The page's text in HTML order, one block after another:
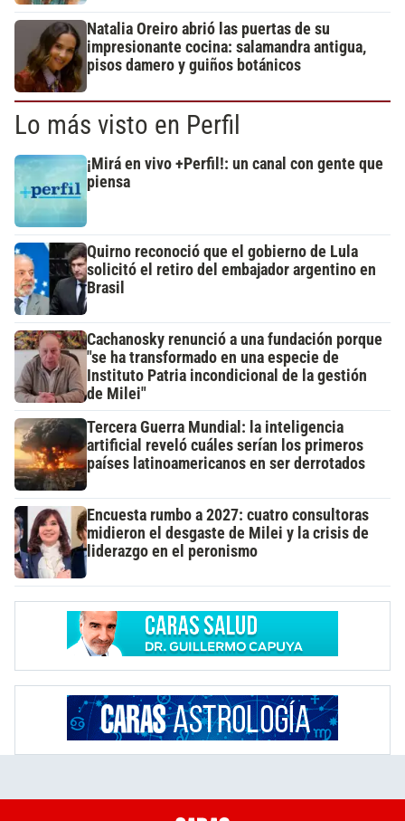
Natalia Oreiro abrió las puertas de su
impresionante cocina: salamandra antigua,
pisos damero y guiños botánicos
Lo más visto en Perfil
¡Mirá en vivo +Perfil!: un canal con gente que
piensa
Quirno reconoció que el gobierno de Lula
solicitó el retiro del embajador argentino en
Brasil
Cachanosky renunció a una fundación porque
"se ha transformado en una especie de
Instituto Patria incondicional de la gestión
de Milei"
Tercera Guerra Mundial: la inteligencia
artificial reveló cuáles serían los primeros
países latinoamericanos en ser derrotados
Encuesta rumbo a 2027: cuatro consultoras
midieron el desgaste de Milei y la crisis de
liderazgo en el peronismo